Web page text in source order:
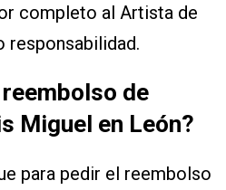
completo al Artista de
responsabilidad.
de
Miguel en León?
para pedir el reembolso